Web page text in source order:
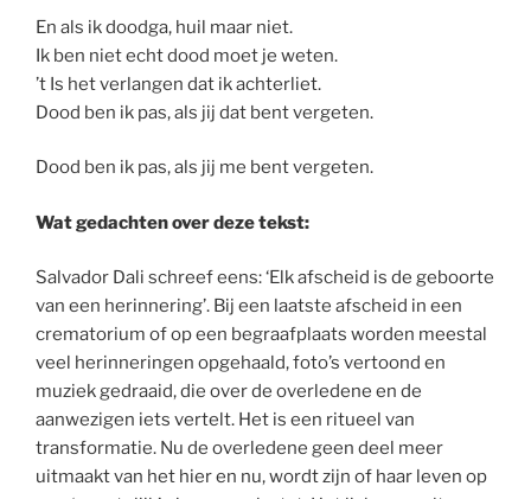
En als ik doodga, huil maar niet.
Ik ben niet echt dood moet je weten.
’t Is het verlangen dat ik achterliet.
Dood ben ik pas, als jij dat bent vergeten.
Dood ben ik pas, als jij me bent vergeten.
Wat gedachten over deze tekst:
Salvador Dali schreef eens: ‘Elk afscheid is de geboorte
van een herinnering’. Bij een laatste afscheid in een
crematorium of op een begraafplaats worden meestal
veel herinneringen opgehaald, foto’s vertoond en
muziek gedraaid, die over de overledene en de
aanwezigen iets vertelt. Het is een ritueel van
transformatie. Nu de overledene geen deel meer
uitmaakt van het hier en nu, wordt zijn of haar leven op